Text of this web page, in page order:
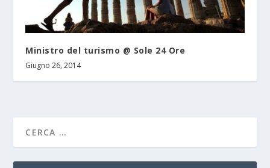
Ministro del turismo @ Sole 24 Ore
Giugno 26, 2014